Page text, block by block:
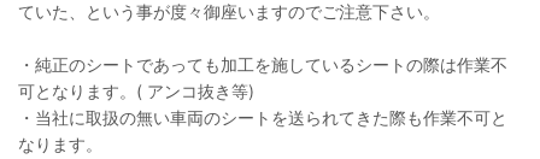
ていた、という事が度々御座いますのでご注意下さい。
・純正のシートであっても加工を施しているシートの際は作業不
可となります。( アンコ抜き等)
・当社に取扱の無い車両のシートを送られてきた際も作業不可と
なります。